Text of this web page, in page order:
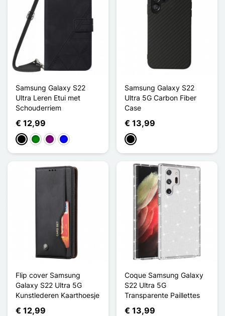
Samsung Galaxy S22
Ultra Leren Etui met
Schouderriem
€ 12,99
ZwartGroenPurperBlauw
Samsung Galaxy S22
Ultra 5G Carbon Fiber
Case
€ 13,99
Zwart
Flip cover Samsung
Galaxy S22 Ultra 5G
Kunstlederen Kaarthoesje
€ 12,99
Coque Samsung Galaxy
S22 Ultra 5G
Transparente Paillettes
€ 13,99